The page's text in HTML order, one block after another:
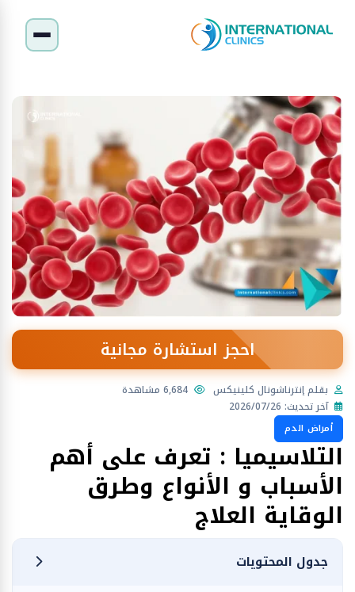
احجز استشارة مجانية
بقلم إنترناشونال كلينيكس
6,684 مشاهدة
آخر تحديث: 2026/07/26
أمراض الدم
التلاسيميا : تعرف على أهم
الأسباب و الأنواع وطرق
الوقاية العلاج
جدول المحتويات